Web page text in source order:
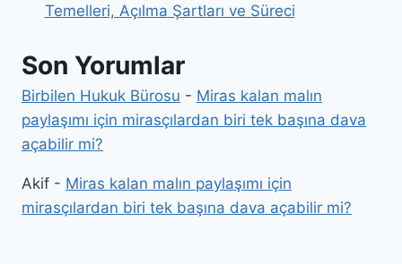
Temelleri, Açılma Şartları ve Süreci
Son Yorumlar
Birbilen Hukuk Bürosu - Miras kalan malın
paylaşımı için mirasçılardan biri tek başına dava
açabilir mi?
Akif - Miras kalan malın paylaşımı için
mirasçılardan biri tek başına dava açabilir mi?